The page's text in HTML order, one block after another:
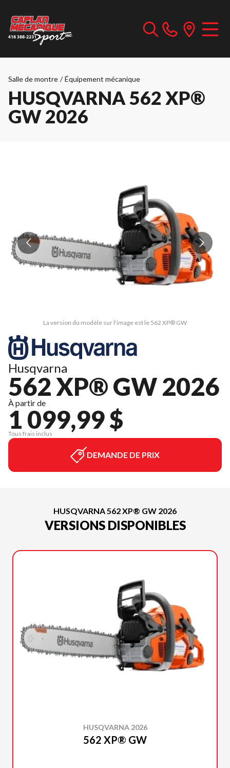
Salle de montre / Équipement mécanique
HUSQVARNA 562 XP®
GW 2026
La version du modèle sur l'image est le 562 XP® GW
Husqvarna
562 XP® GW 2026
À partir de
1 099,99 $
Tous frais inclus
DEMANDE DE PRIX
HUSQVARNA 562 XP® GW 2026
VERSIONS DISPONIBLES
HUSQVARNA 2026
562 XP® GW